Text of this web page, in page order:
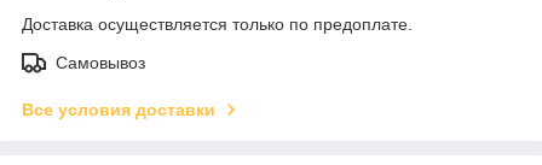
Доставка осуществляется только по предоплате.
Самовывоз
Все условия доставки